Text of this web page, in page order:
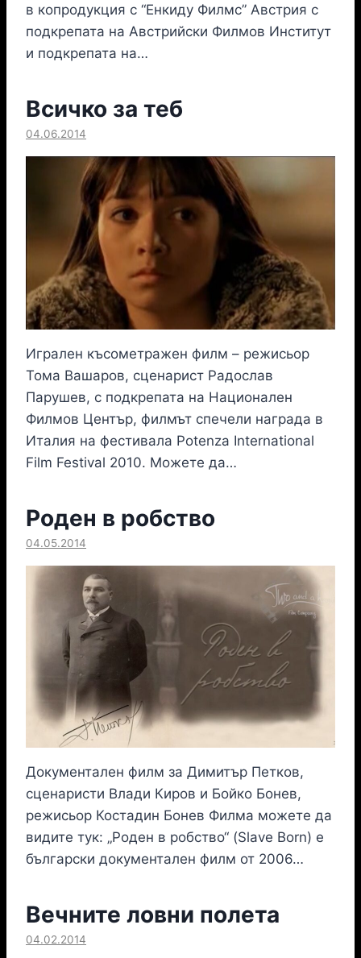
в копродукция с “Енкиду Филмс” Австрия с
подкрепата на Австрийски Филмов Институт
и подкрепата на…
Всичко за теб
04.06.2014
Игрален късометражен филм – режисьор
Тома Вашаров, сценарист Радослав
Парушев, с подкрепата на Национален
Филмов Център, филмът спечели награда в
Италия на фестивала Potenza International
Film Festival 2010. Можете да…
Роден в робство
04.05.2014
Документален филм за Димитър Петков,
сценаристи Влади Киров и Бойко Бонев,
режисьор Костадин Бонев Филма можете да
видите тук: „Роден в робство“ (Slave Born) е
български документален филм от 2006…
Вечните ловни полета
04.02.2014